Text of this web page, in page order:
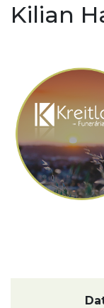
Kilian